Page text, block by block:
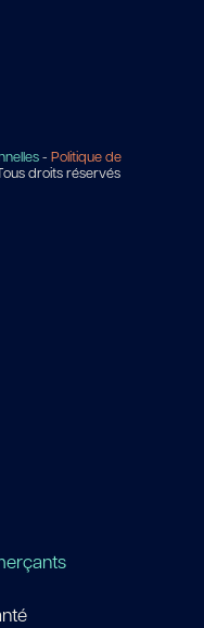
- Politique de
droits réservés